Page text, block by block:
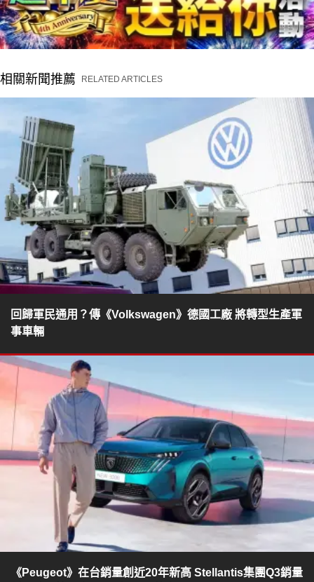
相關新聞推薦 RELATED ARTICLES
回歸軍民通用？傳《Volkswagen》德國工廠 將轉型生產軍
事車輛
《Peugeot》在台銷量創近20年新高 Stellantis集團Q3銷量